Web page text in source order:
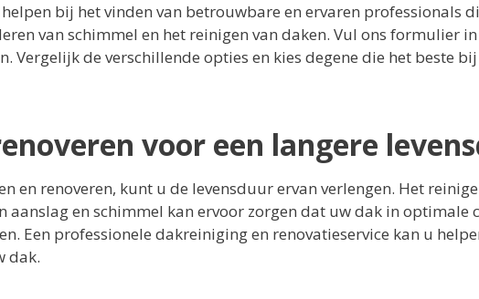
bij het vinden van betrouwbare en ervaren professionals
van schimmel en het reinigen van daken. Vul ons formulier
Vergelijk de verschillende opties en kies degene die het beste
voor een langere
en renoveren, kunt u de levensduur ervan verlengen. Het
aanslag en schimmel kan ervoor zorgen dat uw dak in optimale
Een professionele dakreiniging en renovatieservice kan u
dak.